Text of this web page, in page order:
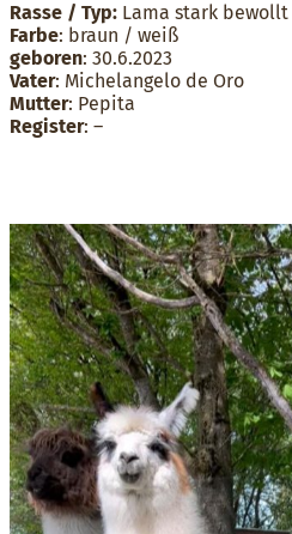
Rasse / Typ: Lama stark bewollt
Farbe: braun / weiß
geboren: 30.6.2023
Vater: Michelangelo de Oro
Mutter: Pepita
Register: –